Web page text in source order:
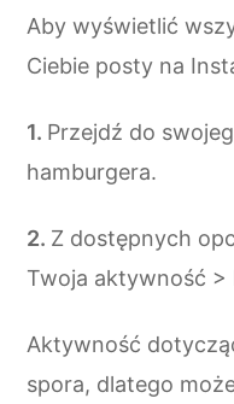
Aby wyświetlić
Ciebie posty na
Przejdź do
hamburgera.
Z dostępnych
Twoja aktywność >
Aktywność
spora, dlatego